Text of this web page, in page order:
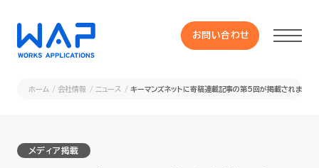
お問い合わせ
HUE 機能一覧
ホーム 会社情報 ニュース キーマンズネットに寄稿連載記事の第5回が掲載されました
メディア掲載
お問い合わせ